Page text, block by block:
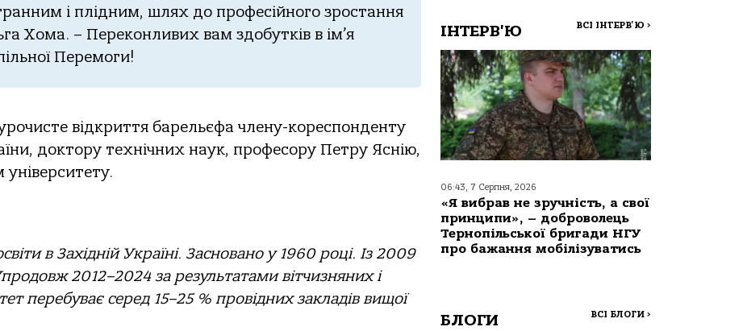
і плідним, шлях до професійного зростання
Хома. – Переконливих вам здобутків в ім’я
Перемоги!
відкриття барельєфа члену-кореспонденту
доктору технічних наук, професору Петру Яснію,
в Західній Україні. Засновано у 1960 році. Із 2009
2012–2024 за результатами вітчизняних і
перебуває серед 15–25 % провідних закладів вищої
ІНТЕРВ'Ю ВСІ ІНТЕРВ'Ю >
06:43, 7 Серпня, 2026
«Я вибрав не зручність, а свої
принципи», – доброволець
Тернопільської бригади НГУ
про бажання мобілізуватись
БЛОГИ ВСІ БЛОГИ >